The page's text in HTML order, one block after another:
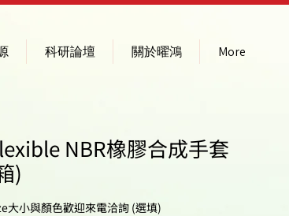
科研論壇 關於曜鴻 More
NBR橡膠合成手套
)
大小與顏色歡迎來電洽詢 (選填)